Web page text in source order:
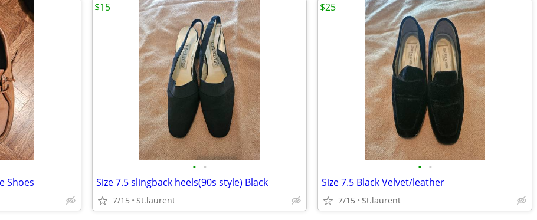
Shoes
• •
Size 7.5 slingback heels(90s style) Black
7/15 St.laurent
$15
• •
Size 7.5 Black Velvet/leather
7/15 St.laurent
$25